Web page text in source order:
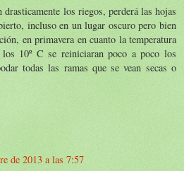
los riegos, perderá las hojas
incluso en un lugar oscuro pero bien
en primavera en cuanto la temperatura
los 10º C se reiniciaran poco a poco los
todas las ramas que se vean secas o
de 2013 a las 7:57